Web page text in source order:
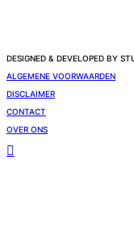
DESIGNED & DEVELOPED BY
ALGEMENE VOORWAARDEN
DISCLAIMER
CONTACT
OVER ONS